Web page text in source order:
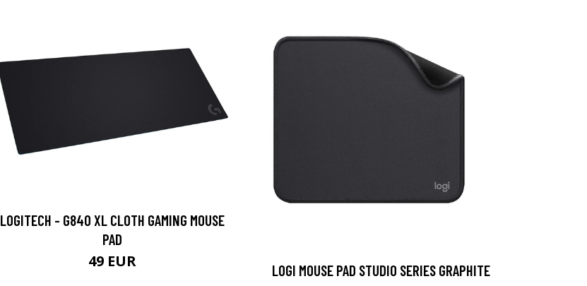
LOGITECH - G840 XL CLOTH GAMING MOUSE
PAD
49 EUR LOGI MOUSE PAD STUDIO SERIES GRAPHITE